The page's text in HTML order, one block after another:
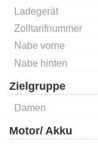
Ladegerät
Zolltarifnummer
Nabe vorne
Nabe hinten
Zielgruppe
Damen
Motor/ Akku